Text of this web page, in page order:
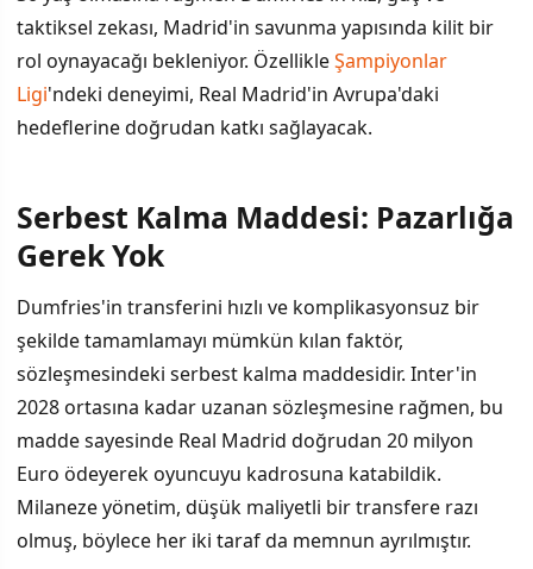
taktiksel zekası, Madrid'in savunma yapısında kilit bir
rol oynayacağı bekleniyor. ÖzellikleŞampiyonlar
Ligi'ndeki deneyimi, Real Madrid'in Avrupa'daki
hedeflerine doğrudan katkı sağlayacak.
Serbest Kalma Maddesi: Pazarlığa
Gerek Yok
Dumfries'in transferini hızlı ve komplikasyonsuz bir
şekilde tamamlamayı mümkün kılan faktör,
sözleşmesindeki serbest kalma maddesidir. Inter'in
2028 ortasına kadar uzanan sözleşmesine rağmen, bu
madde sayesinde Real Madrid doğrudan 20 milyon
Euro ödeyerek oyuncuyu kadrosuna katabildik.
Milaneze yönetim, düşük maliyetli bir transfere razı
olmuş, böylece her iki taraf da memnun ayrılmıştır.